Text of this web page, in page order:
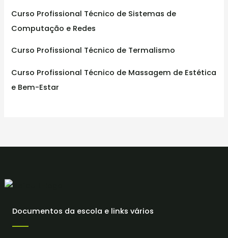
Curso Profissional Técnico de Sistemas de
Computação e Redes
Curso Profissional Técnico de Termalismo
Curso Profissional Técnico de Massagem de Estética
e Bem-Estar
Documentos da escola e links vários